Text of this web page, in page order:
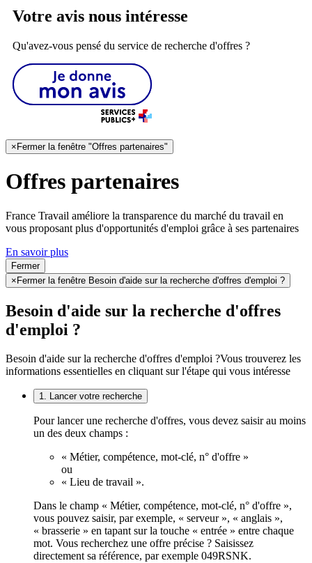
Votre avis nous intéresse
Qu'avez-vous pensé du service de recherche d'offres ?
× Fermer la fenêtre "Offres partenaires"
Offres partenaires
France Travail améliore la transparence du marché du travail en
vous proposant plus d'opportunités d'emploi grâce à ses partenaires
En savoir plus
Fermer
×Fermer la fenêtre Besoin d'aide sur la recherche d'offres d'emploi ?
Besoin d'aide sur la recherche d'offres
d'emploi ?
Besoin d'aide sur la recherche d'offres d'emploi ?Vous trouverez les
informations essentielles en cliquant sur l'étape qui vous intéresse
1. Lancer votre recherche
Pour lancer une recherche d'offres, vous devez saisir au moins
un des deux champs :
« Métier, compétence, mot-clé, n° d'offre »
ou
« Lieu de travail ».
Dans le champ « Métier, compétence, mot-clé, n° d'offre »,
vous pouvez saisir, par exemple, « serveur », « anglais »,
« brasserie » en tapant sur la touche « entrée » entre chaque
mot. Vous recherchez une offre précise ? Saisissez
directement sa référence, par exemple 049RSNK.